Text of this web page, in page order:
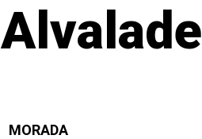
Alvalade
MORADA